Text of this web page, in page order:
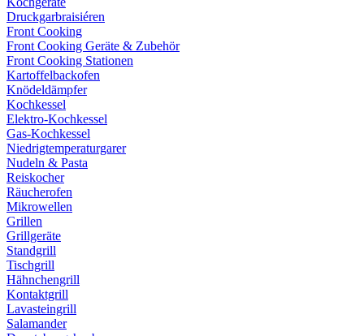
Druckgarbraisiéren
Front Cooking
Front Cooking Geräte & Zubehör
Front Cooking Stationen
Kartoffelbackofen
Knödeldämpfer
Kochkessel
Elektro-Kochkessel
Gas-Kochkessel
Niedrigtemperaturgarer
Nudeln & Pasta
Reiskocher
Räucherofen
Mikrowellen
Grillen
Grillgeräte
Standgrill
Tischgrill
Hähnchengrill
Kontaktgrill
Lavasteingrill
Salamander